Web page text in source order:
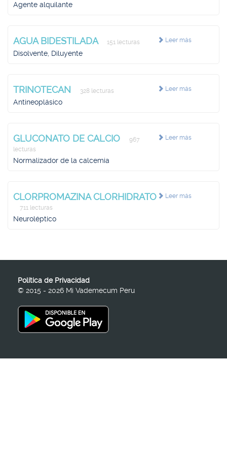
Agente alquilante
Leer más
AGUA BIDESTILADA 151 lecturas
Disolvente, Diluyente
Leer más
TRINOTECAN 328 lecturas
Antineoplásico
Leer más
GLUCONATO DE CALCIO
967
lecturas
Normalizador de la calcemia
Leer más
CLORPROMAZINA CLORHIDRATO
711 lecturas
Neuroléptico
Política de Privacidad
© 2015 - 2026 Mi Vademecum Peru